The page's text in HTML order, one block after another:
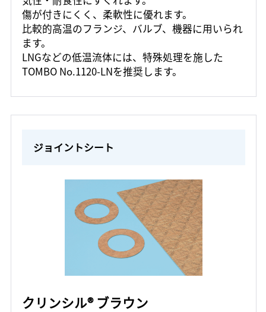
傷が付きにくく、柔軟性に優れます。
比較的高温のフランジ、バルブ、機器に用いられ
ます。
LNGなどの低温流体には、特殊処理を施した
TOMBO No.1120-LNを推奨します。
ジョイントシート
クリンシル® ブラウン